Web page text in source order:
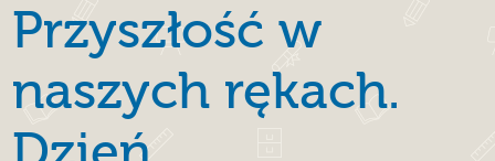
Przyszłość w
naszych rękach.